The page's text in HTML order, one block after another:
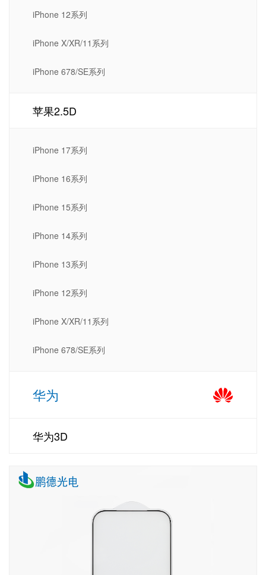
iPhone 12系列
iPhone X/XR/11系列
iPhone 678/SE系列
苹果2.5D
iPhone 17系列
iPhone 16系列
iPhone 15系列
iPhone 14系列
iPhone 13系列
iPhone 12系列
iPhone X/XR/11系列
iPhone 678/SE系列
华为
华为3D